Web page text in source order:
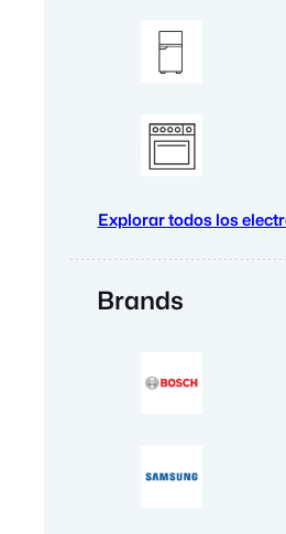
Explorar todos los
Brands